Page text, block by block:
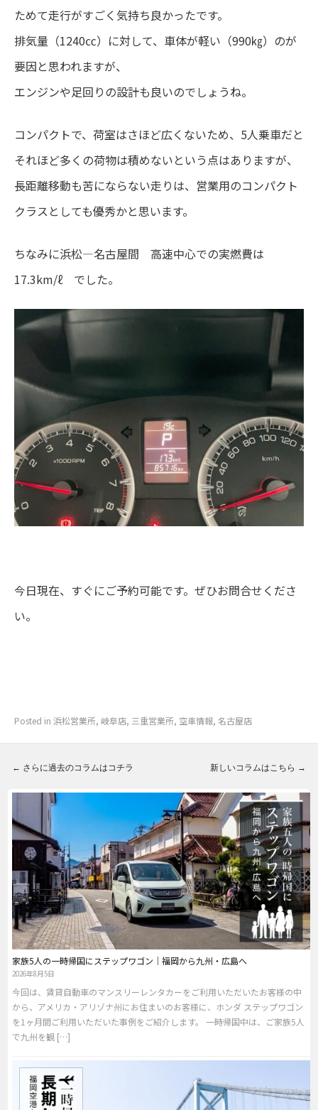
ためて走行がすごく気持ち良かったです。
排気量（1240㏄）に対して、車体が軽い（990㎏）のが
要因と思われますが、
エンジンや足回りの設計も良いのでしょうね。
コンパクトで、荷室はさほど広くないため、5人乗車だと
それほど多くの荷物は積めないという点はありますが、
長距離移動も苦にならない走りは、営業用のコンパクト
クラスとしても優秀かと思います。
ちなみに浜松―名古屋間 高速中心での実燃費は
17.3km/ℓ でした。
今日現在、すぐにご予約可能です。ぜひお問合せくださ
い。
Posted in浜松営業所, 岐阜店, 三重営業所, 空車情報,名古屋店
Post navigation
← さらに過去のコラムはコチラ 新しいコラムはこちら →
家族5人の一時帰国にステップワゴン｜福岡から九州・広島へ
2026年8月5日
今回は、賃貸自動車のマンスリーレンタカーをご利用いただいたお客様の中
から、アメリカ・アリゾナ州にお住まいのお客様に、ホンダ ステップワゴン
を1ヶ月間ご利用いただいた事例をご紹介します。 一時帰国中は、ご家族5人
で九州を観 […]